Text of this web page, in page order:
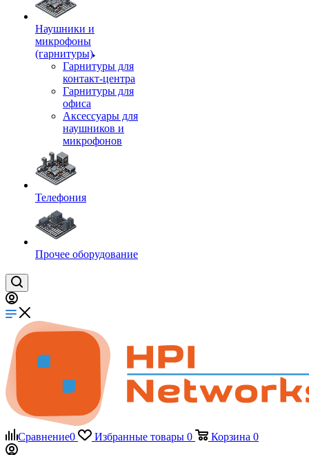
Наушники и
микрофоны
(гарнитуры)
Гарнитуры для
контакт-центра
Гарнитуры для
офиса
Аксессуары для
наушников и
микрофонов
Телефония
Прочее оборудование
Сравнение0 Избранные товары 0 Корзина 0